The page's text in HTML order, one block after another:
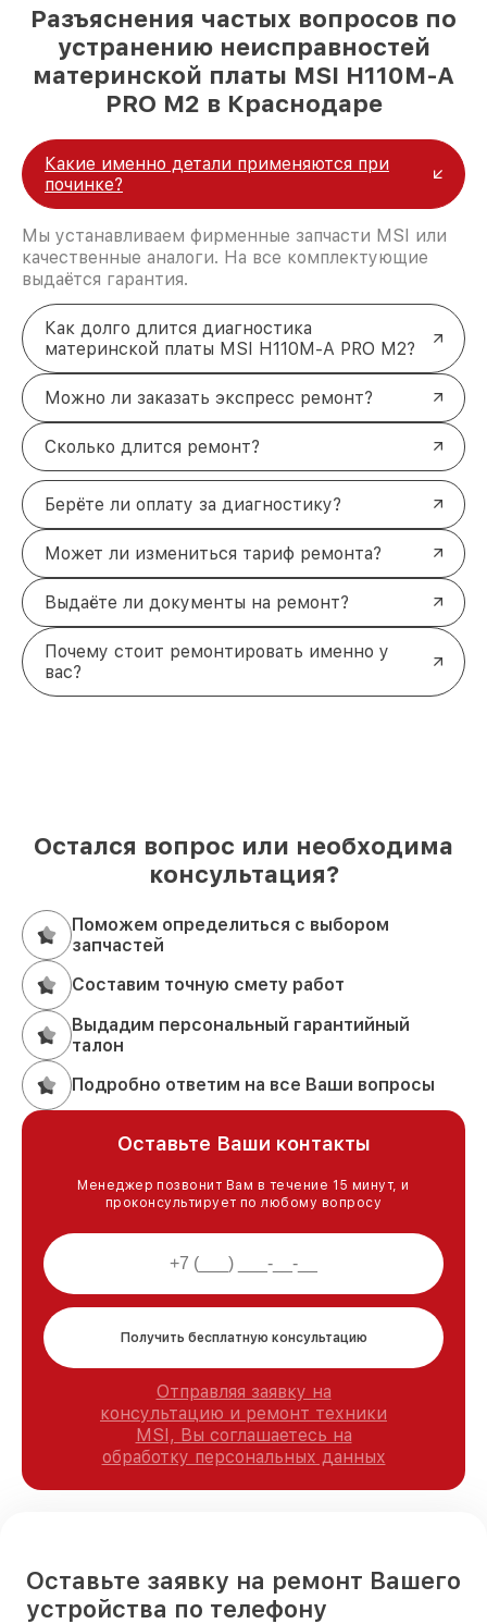
Разъяснения частых вопросов по
устранению неисправностей
материнской платы MSI H110M-A
PRO M2 в Краснодаре
Какие именно детали применяются при
починке?
Мы устанавливаем фирменные запчасти MSI или
качественные аналоги. На все комплектующие
выдаётся гарантия.
Как долго длится диагностика
материнской платы MSI H110M-A PRO M2?
Можно ли заказать экспресс ремонт?
Сколько длится ремонт?
Берёте ли оплату за диагностику?
Может ли измениться тариф ремонта?
Выдаёте ли документы на ремонт?
Почему стоит ремонтировать именно у
вас?
Остался вопрос или необходима
консультация?
Поможем определиться с выбором
запчастей
Составим точную смету работ
Выдадим персональный гарантийный
талон
Подробно ответим на все Ваши вопросы
Оставьте Ваши контакты
Менеджер позвонит Вам в течение 15 минут, и
проконсультирует по любому вопросу
Получить бесплатную консультацию
Отправляя заявку на
консультацию и ремонт техники
MSI, Вы соглашаетесь на
обработку персональных данных
Оставьте заявку на ремонт Вашего
устройства по телефону